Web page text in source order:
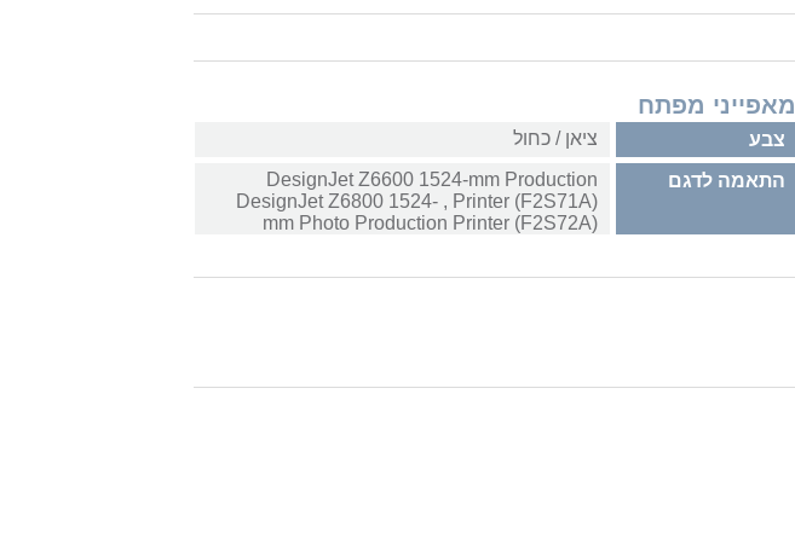
מאפייני מפתח
צבע ציאן / כחול
התאמה לדגם
DesignJet Z6600 1524-mm Production
Printer (F2S71A)‏ , ‏DesignJet Z6800 1524-
mm Photo Production Printer (F2S72A)